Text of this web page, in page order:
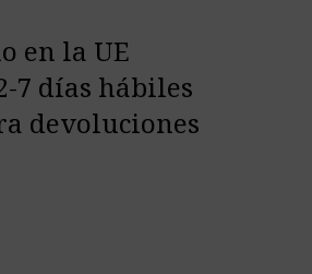
en la UE
7 días hábiles
devoluciones